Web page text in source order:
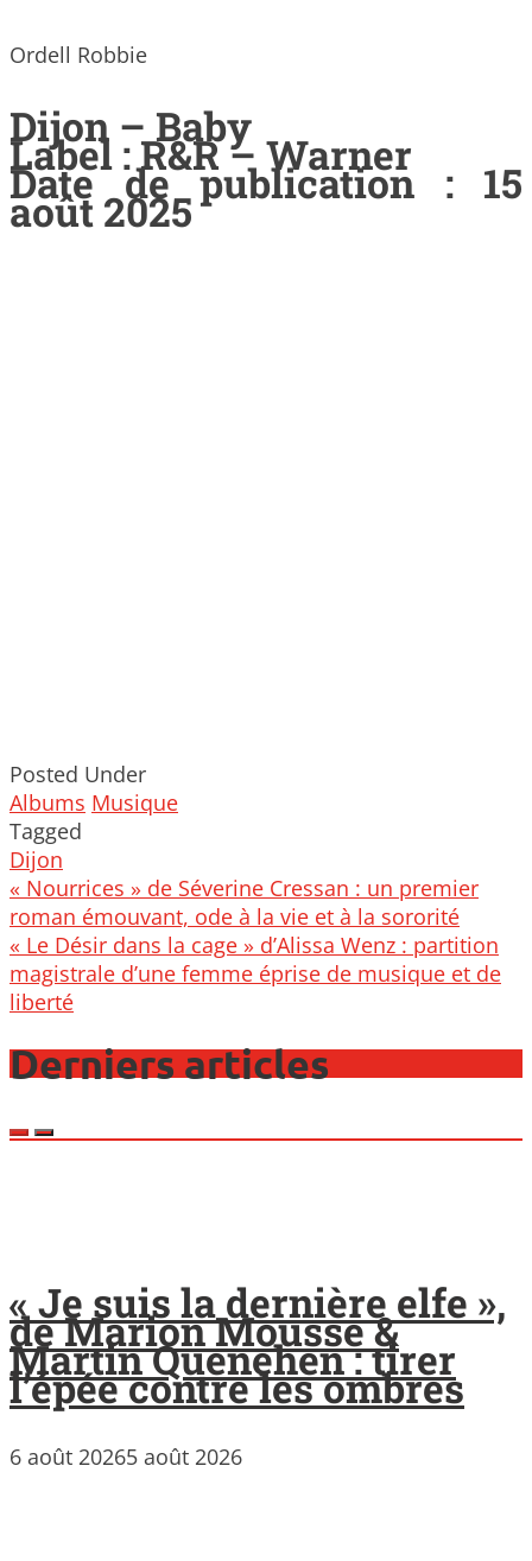
Ordell Robbie
Dijon – Baby
Label : R&R – Warner
Date de publication : 15
août 2025
Posted Under
Albums Musique
Tagged
Dijon
Post
navigation
« Nourrices » de Séverine Cressan : un premier
roman émouvant, ode à la vie et à la sororité
« Le Désir dans la cage » d’Alissa Wenz : partition
magistrale d’une femme éprise de musique et de
liberté
Derniers articles
« Je suis la dernière elfe »,
de Marion Mousse &
Martin Quenehen : tirer
l’épée contre les ombres
6 août 20265 août 2026